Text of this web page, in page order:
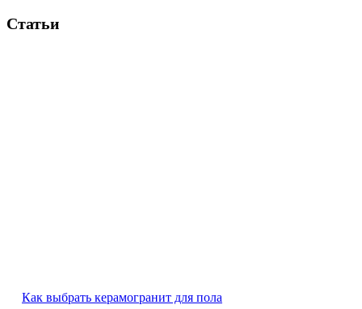
Статьи
Как выбрать керамогранит для пола